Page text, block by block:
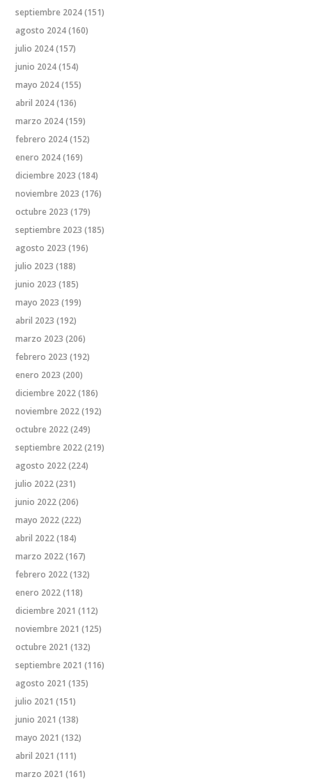
septiembre 2024(151)
agosto 2024(160)
julio 2024(157)
junio 2024(154)
mayo 2024(155)
abril 2024(136)
marzo 2024(159)
febrero 2024(152)
enero 2024(169)
diciembre 2023 (184)
noviembre 2023 (176)
octubre 2023 (179)
septiembre 2023 (185)
agosto 2023 (196)
julio 2023 (188)
junio 2023 (185)
mayo 2023 (199)
abril 2023 (192)
marzo 2023 (206)
febrero 2023 (192)
enero 2023 (200)
diciembre 2022(186)
noviembre 2022(192)
octubre 2022(249)
septiembre 2022(219)
agosto 2022(224)
julio 2022(231)
junio 2022(206)
mayo 2022(222)
abril 2022(184)
marzo 2022(167)
febrero 2022(132)
enero 2022(118)
diciembre 2021 (112)
noviembre 2021 (125)
octubre 2021 (132)
septiembre 2021 (116)
agosto 2021 (135)
julio 2021 (151)
junio 2021 (138)
mayo 2021 (132)
abril 2021 (111)
marzo 2021 (161)